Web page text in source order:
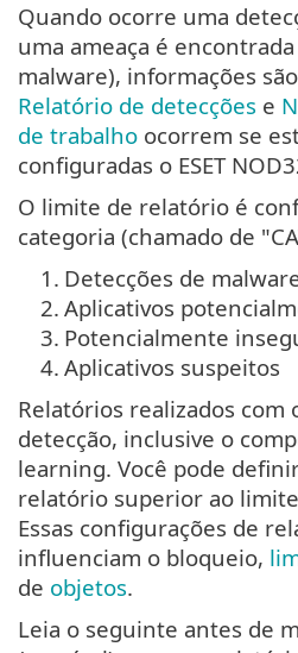
Quando ocorre uma
uma ameaça é
malware), informações
Relatório de detecções e
de trabalho ocorrem se
configuradas o ESET
O limite de relatório é
categoria (chamado de
1. Detecções de
2. Aplicativos
3. Potencialmente
4. Aplicativos suspeitos
Relatórios realizados com
detecção, inclusive o
learning. Você pode
relatório superior ao
Essas configurações de
influenciam o bloqueio,
de objetos.
Leia o seguinte antes de